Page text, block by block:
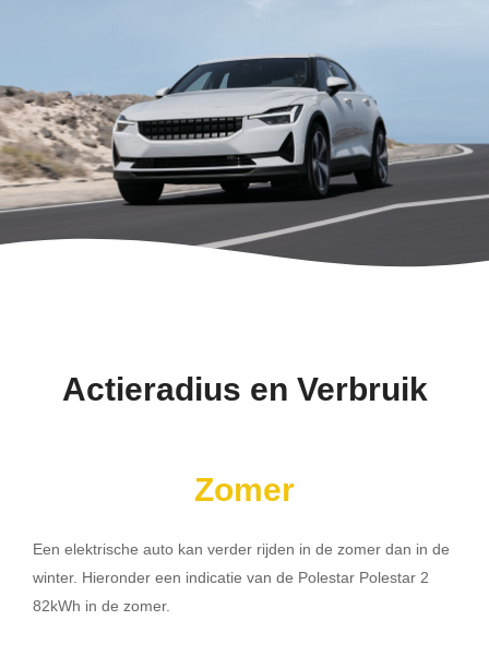
Actieradius en Verbruik
Zomer
Een elektrische auto kan verder rijden in de zomer dan in de
winter. Hieronder een indicatie van de Polestar Polestar 2
82kWh in de zomer.